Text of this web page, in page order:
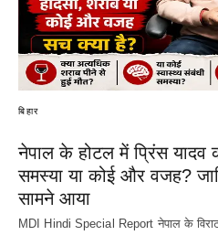
बिहार
नेपाल के होटल में प्रिंस यादव
समस्या या कोई और वजह?
सामने आया
MDI Hindi Special Report नेपाल के